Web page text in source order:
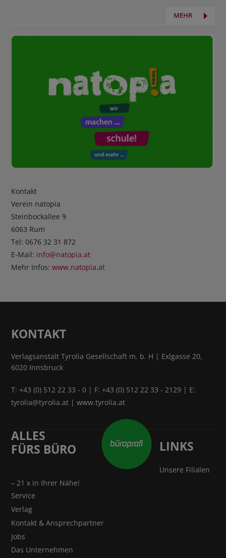
MEHR
Kontakt
Verein natopia
Steinbockallee 9
6063 Rum
Tel: 0676 32 31 872
E-Mail: info@natopia.at
Mehr Infos:www.natopia.at
KONTAKT
Verlagsanstalt Tyrolia Gesellschaft m. b. H | Exlgasse 20,
6020 Innsbruck
T:+43 (0) 512 22 33 - 0 | F: +43 (0) 512 22 33 - 2129 | E:
tyrolia@tyrolia.at |www.tyrolia.at
ALLES
FÜRS BÜRO
LINKS
Unsere Filialen
– 21 x in Ihrer Nähe!
Service
Verlag
Kontakt & Ansprechpartner
Jobs
Das Unternehmen